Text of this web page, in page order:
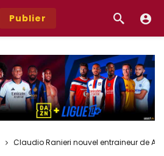
Publier
Claudio Ranieri nouvel entraineur de